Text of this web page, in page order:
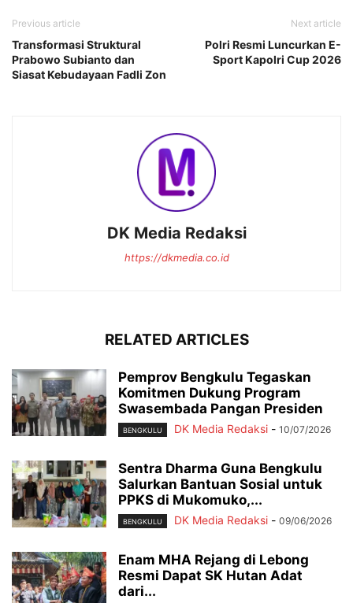
Previous article
Transformasi Struktural
Prabowo Subianto dan
Siasat Kebudayaan Fadli Zon
Next article
Polri Resmi Luncurkan E-
Sport Kapolri Cup 2026
DK Media Redaksi
https://dkmedia.co.id
RELATED ARTICLES
Pemprov Bengkulu Tegaskan
Komitmen Dukung Program
Swasembada Pangan Presiden
BENGKULU DK Media Redaksi - 10/07/2026
Sentra Dharma Guna Bengkulu
Salurkan Bantuan Sosial untuk
PPKS di Mukomuko,...
BENGKULU DK Media Redaksi - 09/06/2026
Enam MHA Rejang di Lebong
Resmi Dapat SK Hutan Adat
dari...